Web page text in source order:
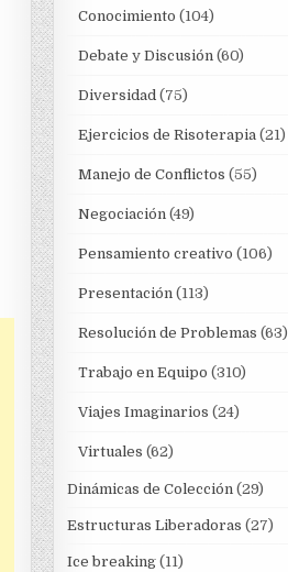
Conocimiento (104)
Debate y Discusión(60)
Diversidad(75)
Ejercicios de Risoterapia(21)
Manejo de Conflictos (55)
Negociación(49)
Pensamiento creativo (106)
Presentación(113)
Resolución de Problemas (63)
Trabajo en Equipo (310)
Viajes Imaginarios (24)
Virtuales (62)
Dinámicas de Colección(29)
Estructuras Liberadoras (27)
Ice breaking(11)